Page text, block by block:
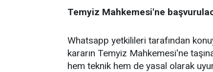
Temyiz Mahkemesi'ne
Whatsapp yetkilileri tarafından
kararın Temyiz Mahkemesi'ne
hem teknik hem de yasal olarak